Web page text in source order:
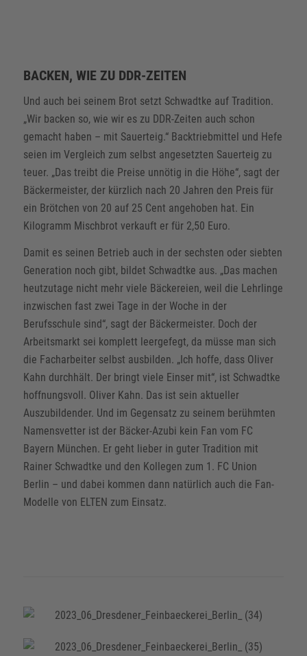
BACKEN, WIE ZU DDR-ZEITEN
Und auch bei seinem Brot setzt Schwadtke auf Tradition.
„Wir backen so, wie wir es zu DDR-Zeiten auch schon
gemacht haben – mit Sauerteig.“ Backtriebmittel und Hefe
seien im Vergleich zum selbst angesetzten Sauerteig zu
teuer. „Das treibt die Preise unnötig in die Höhe“, sagt der
Bäckermeister, der kürzlich nach 20 Jahren den Preis für
ein Brötchen von 20 auf 25 Cent angehoben hat. Ein
Kilogramm Mischbrot verkauft er für 2,50 Euro.
Damit es seinen Betrieb auch in der sechsten oder siebten
Generation noch gibt, bildet Schwadtke aus. „Das machen
heutzutage nicht mehr viele Bäckereien, weil die Lehrlinge
inzwischen fast zwei Tage in der Woche in der
Berufsschule sind“, sagt der Bäckermeister. Doch der
Arbeitsmarkt sei komplett leergefegt, da müsse man sich
die Facharbeiter selbst ausbilden. „Ich hoffe, dass Oliver
Kahn durchhält. Der bringt viele Einser mit“, ist Schwadtke
hoffnungsvoll. Oliver Kahn. Das ist sein aktueller
Auszubildender. Und im Gegensatz zu seinem berühmten
Namensvetter ist der Bäcker-Azubi kein Fan vom FC
Bayern München. Er geht lieber in guter Tradition mit
Rainer Schwadtke und den Kollegen zum 1. FC Union
Berlin – und dabei kommen dann natürlich auch die Fan-
Modelle von ELTEN zum Einsatz.